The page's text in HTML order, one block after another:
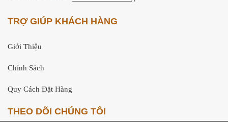
TRỢ GIÚP KHÁCH HÀNG
Giới Thiệu
Chính Sách
Quy Cách Đặt Hàng
THEO DÕI CHÚNG TÔI